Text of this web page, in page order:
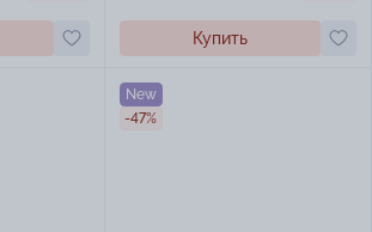
Купить
New
-47%